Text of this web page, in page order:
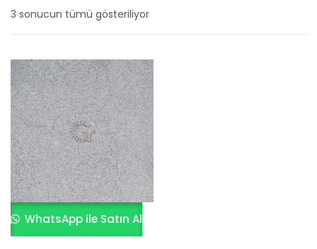
3 sonucun tümü gösteriliyor
göre
sıralandı
WhatsApp ile Satın Al